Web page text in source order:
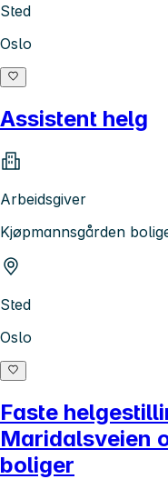
Sted
Oslo
Assistent helg
Arbeidsgiver
Kjøpmannsgården
Sted
Oslo
Faste
Maridalsveien
boliger